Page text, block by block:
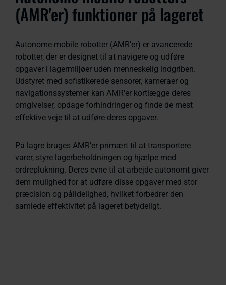
(AMR'er) funktioner på lageret
Autonome mobile robotter (AMR'er) er avancerede
robotter, der er designet til at navigere og udføre
opgaver i lagermiljøer uden menneskelig indgriben.
Udstyret med sofistikerede sensorer, kameraer og
navigationssystemer kan AMR'er kortlægge deres
omgivelser, opdage forhindringer og finde de mest
effektive veje til at udføre deres opgaver.
På lagre bruges AMR'er primært til at transportere
varer, styre lagerbeholdningen og hjælpe med
ordreplukning. Deres evne til at arbejde autonomt giver
dem mulighed for at udføre disse opgaver med stor
præcision og pålidelighed, hvilket forbedrer den
samlede effektivitet på lageret betydeligt.